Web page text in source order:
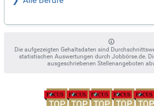
Die aufgezeigten Gehaltsdaten sind
statistischen Auswertungen durch Jobbörse.de.
ausgeschriebenen Stellenangeboten